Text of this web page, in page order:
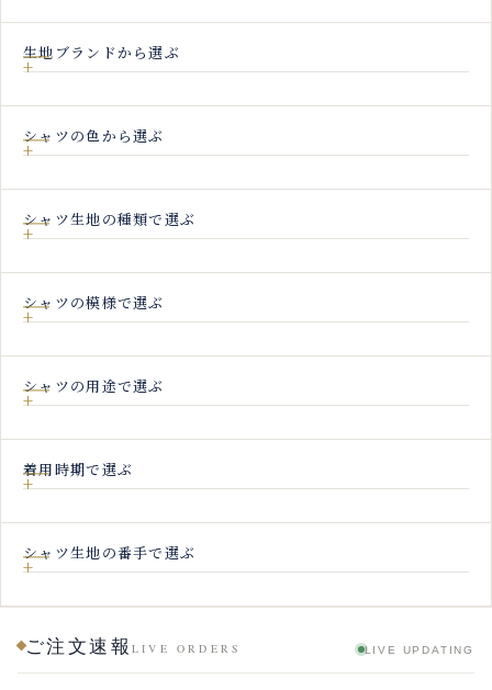
生地ブランドから選ぶ
シャツの色から選ぶ
シャツ生地の種類で選ぶ
シャツの模様で選ぶ
シャツの用途で選ぶ
着用時期で選ぶ
シャツ生地の番手で選ぶ
ご注文速報 LIVE ORDERS LIVE UPDATING